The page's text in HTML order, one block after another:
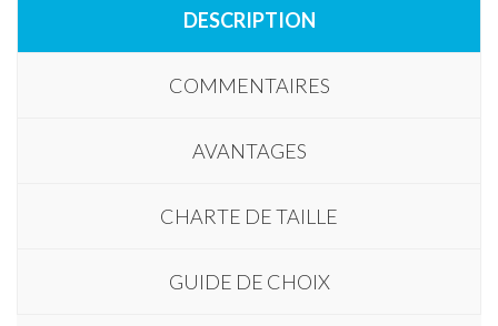
DESCRIPTION
COMMENTAIRES
AVANTAGES
CHARTE DE TAILLE
GUIDE DE CHOIX